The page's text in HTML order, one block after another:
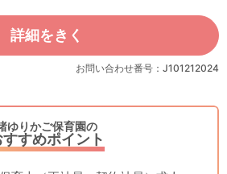
詳細をきく
お問い合わせ番号：J101212024
ゆりかご保育園の
すすめポイント